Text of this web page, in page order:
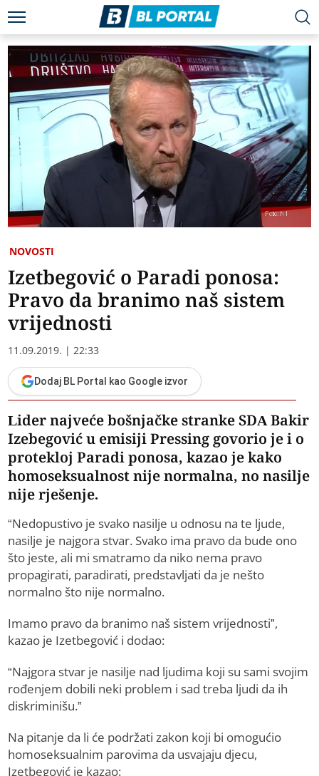
NOVOSTI
Izetbegović o Paradi ponosa:
Pravo da branimo naš sistem
vrijednosti
11.09.2019. | 22:33
Dodaj BL Portal kao Google izvor
Lider najveće bošnjačke stranke SDA Bakir
Izebegović u emisiji Pressing govorio je i o
protekloj Paradi ponosa, kazao je kako
homoseksualnost nije normalna, no nasilje
nije rješenje.
“Nedopustivo je svako nasilje u odnosu na te ljude,
nasilje je najgora stvar. Svako ima pravo da bude ono
što jeste, ali mi smatramo da niko nema pravo
propagirati, paradirati, predstavljati da je nešto
normalno što nije normalno.
Imamo pravo da branimo naš sistem vrijednosti”,
kazao je Izetbegović i dodao:
“Najgora stvar je nasilje nad ljudima koji su sami svojim
rođenjem dobili neki problem i sad treba ljudi da ih
diskriminišu.”
Na pitanje da li će podržati zakon koji bi omogućio
homoseksualnim parovima da usvajaju djecu,
Izetbegović je kazao: